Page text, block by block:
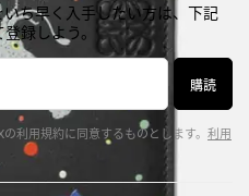
ち早く入手したい方は、下記
録しよう。
購読
利用規約に同意するものとします。 利用